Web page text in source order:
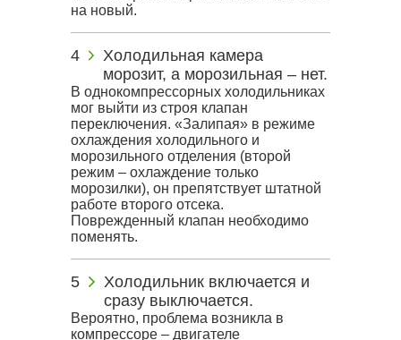
на новый.
Холодильная камера
морозит, а морозильная – нет.
В однокомпрессорных холодильниках
мог выйти из строя клапан
переключения. «Залипая» в режиме
охлаждения холодильного и
морозильного отделения (второй
режим – охлаждение только
морозилки), он препятствует штатной
работе второго отсека.
Поврежденный клапан необходимо
поменять.
Холодильник включается и
сразу выключается.
Вероятно, проблема возникла в
компрессоре – двигателе